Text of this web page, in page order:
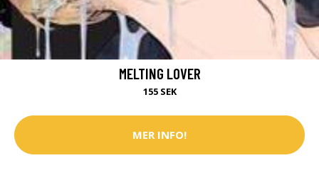
MELTING LOVER
155 SEK
MER INFO!